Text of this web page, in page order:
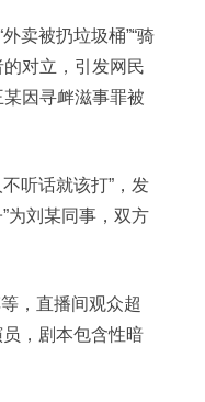
卖被扔垃圾桶”“骑
对立，引发网民
因寻衅滋事罪被
听话就该打”，发
为刘某同事，双方
，直播间观众超
，剧本包含性暗